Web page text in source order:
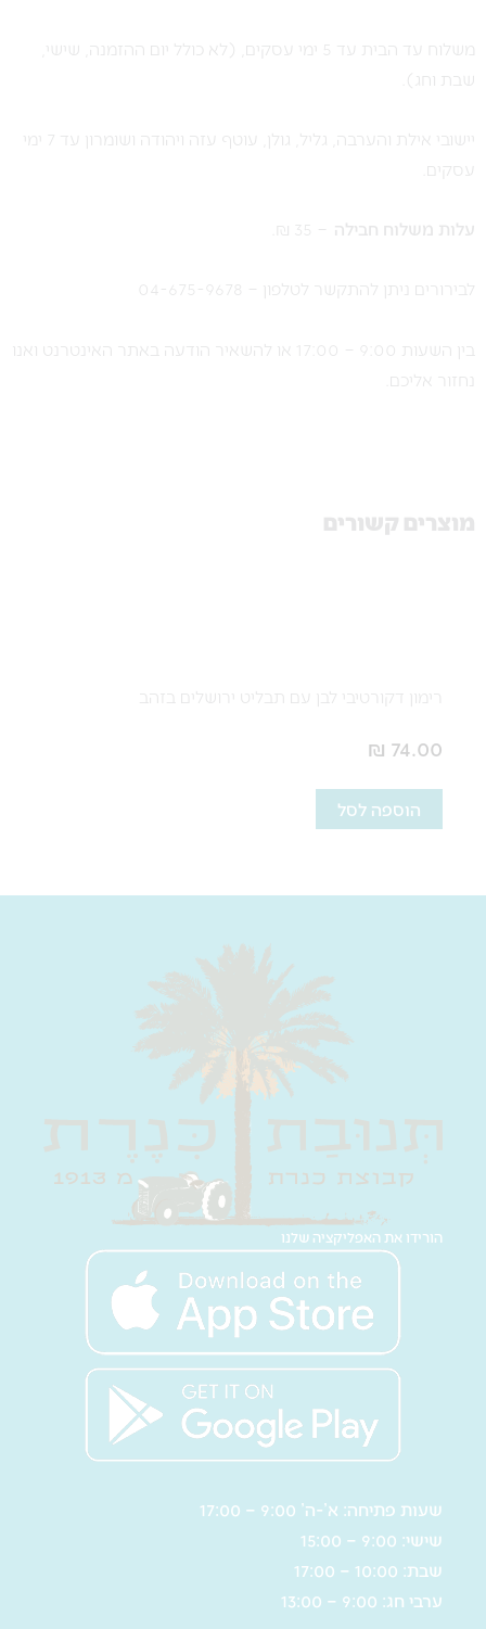
משלוח עד הבית עד 5 ימי עסקים, (לא כולל יום ההזמנה, שישי,
שבת וחג).
יישובי אילת והערבה, גליל, גולן, עוטף עזה ויהודה ושומרון עד 7 ימי
עסקים.
עלות משלוח חבילה – 35 ₪.
לבירורים ניתן להתקשר לטלפון – 04-675-9678
בין השעות 9:00 – 17:00 או להשאיר הודעה באתר האינטרנט ואנו
נחזור אליכם.
מוצרים קשורים
רימון דקורטיבי לבן עם תבליט ירושלים בזהב
₪ 74.00
הוספה לסל
הורידו את האפליקציה שלנו
שעות פתיחה: א’-ה’ 9:00 – 17:00
שישי: 9:00 – 15:00
שבת: 10:00 – 17:00
ערבי חג: 9:00 – 13:00